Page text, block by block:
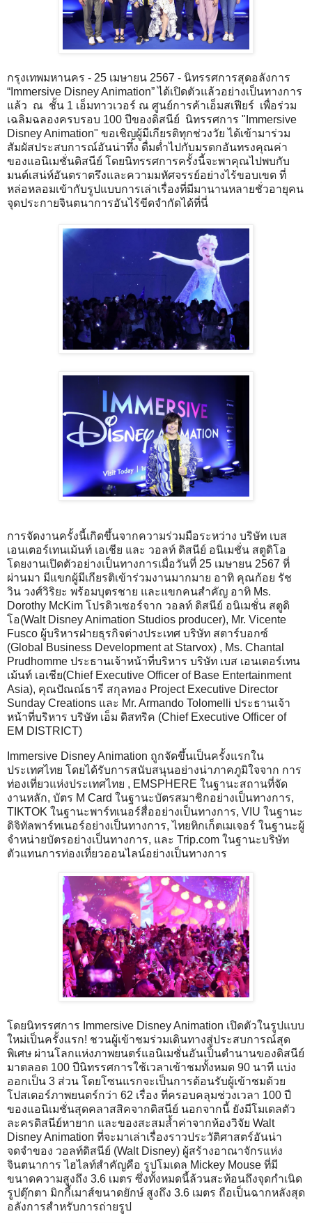
กรุงเทพมหานคร - 25 เมษายน 2567 - นิทรรศการสุดอลังการ
“Immersive Disney Animation” ได้เปิดตัวแล้วอย่างเป็นทางการ
แล้ว ณ ชั้น 1 เอ็มทาวเวอร์ ณ ศูนย์การค้าเอ็มสเฟียร์ เพื่อร่วม
เฉลิมฉลองครบรอบ 100 ปีของดิสนีย์ นิทรรศการ "Immersive
Disney Animation" ขอเชิญผู้มีเกียรติทุกช่วงวัย ได้เข้ามาร่วม
สัมผัสประสบการณ์อันน่าทึ่ง ดื่มด่ำไปกับมรดกอันทรงคุณค่า
ของแอนิเมชั่นดิสนีย์ โดยนิทรรศการครั้งนี้จะพาคุณไปพบกับ
มนต์เสน่ห์อันตราตรึงและความมหัศจรรย์อย่างไร้ขอบเขต ที่
หล่อหลอมเข้ากับรูปแบบการเล่าเรื่องที่มีมานานหลายชั่วอายุคน
จุดประกายจินตนาการอันไร้ขีดจำกัดได้ที่นี่
การจัดงานครั้งนี้เกิดขึ้นจากความร่วมมือระหว่าง บริษัท เบส
เอนเตอร์เทนเม้นท์ เอเชีย และ วอลท์ ดิสนีย์ อนิเมชั่น สตูดิโอ
โดยงานเปิดตัวอย่างเป็นทางการเมื่อวันที่ 25 เมษายน 2567 ที่
ผ่านมา มีแขกผู้มีเกียรติเข้าร่วมงานมากมาย อาทิ คุณก้อย รัช
วิน วงศ์วิริยะ พร้อมบุตรชาย และแขกคนสำคัญ อาทิ Ms.
Dorothy McKim โปรดิวเซอร์จาก วอลท์ ดิสนีย์ อนิเมชั่น สตูดิ
โอ(Walt Disney Animation Studios producer), Mr. Vicente
Fusco ผู้บริหารฝ่ายธุรกิจต่างประเทศ บริษัท สตาร์บอกซ์
(Global Business Development at Starvox) , Ms. Chantal
Prudhomme ประธานเจ้าหน้าที่บริหาร บริษัท เบส เอนเตอร์เทน
เม้นท์ เอเชีย(Chief Executive Officer of Base Entertainment
Asia), คุณปัณณ์ธารี สกุลทอง Project Executive Director
Sunday Creations และ Mr. Armando Tolomelli ประธานเจ้า
หน้าที่บริหาร บริษัท เอ็ม ดิสทริค (Chief Executive Officer of
EM DISTRICT)
Immersive Disney Animation ถูกจัดขึ้นเป็นครั้งแรกใน
ประเทศไทย โดยได้รับการสนับสนุนอย่างน่าภาคภูมิใจจาก การ
ท่องเที่ยวแห่งประเทศไทย , EMSPHERE ในฐานะสถานที่จัด
งานหลัก, บัตร M Card ในฐานะบัตรสมาชิกอย่างเป็นทางการ,
TIKTOK ในฐานะพาร์ทเนอร์สื่ออย่างเป็นทางการ, VIU ในฐานะ
ดิจิทัลพาร์ทเนอร์อย่างเป็นทางการ, ไทยทิกเก็ตเมเจอร์ ในฐานะผู้
จำหน่ายบัตรอย่างเป็นทางการ, และ Trip.com ในฐานะบริษัท
ตัวแทนการท่องเที่ยวออนไลน์อย่างเป็นทางการ
โดยนิทรรศการ Immersive Disney Animation เปิดตัวในรูปแบบ
ใหม่เป็นครั้งแรก! ชวนผู้เข้าชมร่วมเดินทางสู่ประสบการณ์สุด
พิเศษ ผ่านโลกแห่งภาพยนตร์แอนิเมชั่นอันเป็นตำนานของดิสนีย์
มาตลอด 100 ปีนิทรรศการใช้เวลาเข้าชมทั้งหมด 90 นาที แบ่ง
ออกเป็น 3 ส่วน โดยโซนแรกจะเป็นการต้อนรับผู้เข้าชมด้วย
โปสเตอร์ภาพยนตร์กว่า 62 เรื่อง ที่ครอบคลุมช่วงเวลา 100 ปี
ของแอนิเมชั่นสุดคลาสสิคจากดิสนีย์ นอกจากนี้ ยังมีโมเดลตัว
ละครดิสนีย์หายาก และของสะสมล้ำค่าจากห้องวิจัย Walt
Disney Animation ที่จะมาเล่าเรื่องราวประวัติศาสตร์อันน่า
จดจำของ วอลท์ดิสนีย์ (Walt Disney) ผู้สร้างอาณาจักรแห่ง
จินตนาการ ไฮไลท์สำคัญคือ รูปโมเดล Mickey Mouse ที่มี
ขนาดความสูงถึง 3.6 เมตร ซึ่งทั้งหมดนี้ล้วนสะท้อนถึงจุดกำเนิด
รูปตุ๊กตา มิกกี้เมาส์ขนาดยักษ์ สูงถึง 3.6 เมตร ถือเป็นฉากหลังสุด
อลังการสำหรับการถ่ายรูป